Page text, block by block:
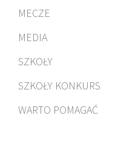
MECZE
MEDIA
SZKOŁY
SZKOŁY KONKURS
WARTO POMAGAĆ